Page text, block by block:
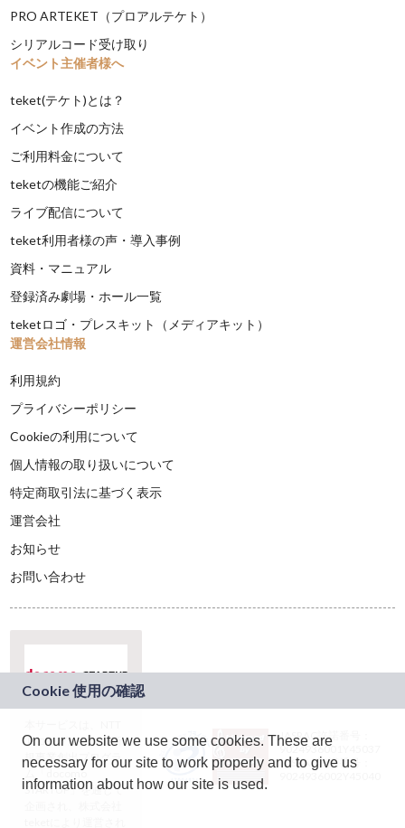
PRO ARTEKET（プロアルテケト）
シリアルコード受け取り
イベント主催者様へ
teket(テケト)とは？
イベント作成の方法
ご利用料金について
teketの機能ご紹介
ライブ配信について
teket利用者様の声・導入事例
資料・マニュアル
登録済み劇場・ホール一覧
teketロゴ・プレスキット（メディアキット）
運営会社情報
利用規約
プライバシーポリシー
Cookieの利用について
個人情報の取り扱いについて
特定商取引法に基づく表示
運営会社
お知らせ
お問い合わせ
ドコモグループの新
規事業創出プログラ
ム「docomo
STARTUP」を通じて
JASRAC許諾番号：
9024936001Y45037
JASRAC許諾番号：
On our website we use some cookies. These are
necessary for our site to work properly and to give us
information about how our site is used.